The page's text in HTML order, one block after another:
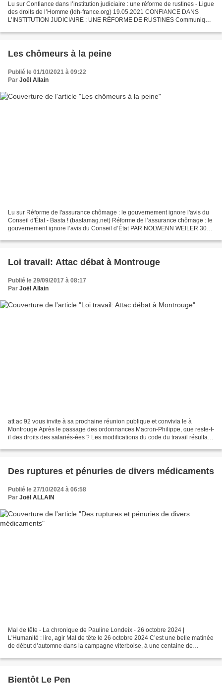
Lu sur Confiance dans l’institution judiciaire : une réforme de rustines - Ligue
des droits de l’Homme (ldh-france.org) 19.05.2021 CONFIANCE DANS
L’INSTITUTION JUDICIAIRE : UNE RÉFORME DE RUSTINES Communiqué
Les chômeurs à la peine
Publié le 01/10/2021 à 09:22
Par Joël Allain
Lu sur Réforme de l'assurance chômage : le gouvernement ignore l'avis du
Conseil d'État - Basta ! (bastamag.net) Réforme de l’assurance chômage : le
gouvernement ignore l’avis du Conseil d’État PAR NOLWENN WEILER 30
Loi travail: Attac débat à Montrouge
Publié le 29/09/2017 à 08:17
Par Joël Allain
att ac 92 vous invite à sa prochaine réunion publique et convivia le à
Montrouge Après le passage des ordonnances Macron-Philippe, que reste-t-
il des droits des salariés-ées ? Les modifications du code du travail résultant
Des ruptures et pénuries de divers médicaments
Publié le 27/10/2024 à 06:58
Par Joël ALLAIN
Mal de tête - La chronique de Pauline Londeix - 26 octobre 2024 |
L'Humanité : lire, agir Mal de tête le 26 octobre 2024 C’est une belle matinée
de début d’automne dans la campagne viterboise, à une centaine de
Bientôt Le Pen